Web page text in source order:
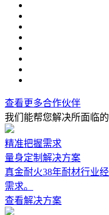
查看更多合作伙伴
我们能帮您解决所面临
精准把握需求
量身定制解决方案
真金耐火38年耐材行业
需求。
查看解决方案